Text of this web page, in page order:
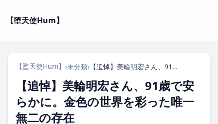
【堕天使Hum】
【堕天使Hum】 ›未分類› 【追悼】美輪明宏さん、91歳で安らかに。金色の世界を彩った唯一無二の存在
【追悼】美輪明宏さん、91歳で安
らかに。金色の世界を彩った唯一
無二の存在